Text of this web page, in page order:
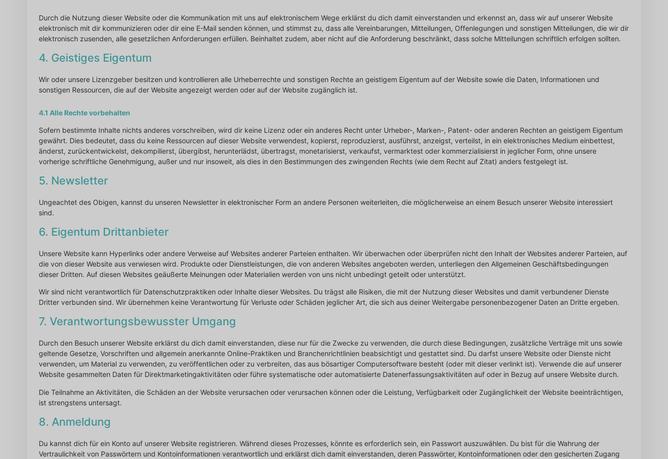
Durch die Nutzung dieser Website oder die Kommunikation mit uns auf elektronischem Wege erklärst du dich damit einverstanden und erkennst an, dass wir auf unserer Website
elektronisch mit dir kommunizieren oder dir eine E-Mail senden können, und stimmst zu, dass alle Vereinbarungen, Mitteilungen, Offenlegungen und sonstigen Mitteilungen, die wir dir
elektronisch zusenden, alle gesetzlichen Anforderungen erfüllen. Beinhaltet zudem, aber nicht auf die Anforderung beschränkt, dass solche Mitteilungen schriftlich erfolgen sollten.
4. Geistiges Eigentum
Wir oder unsere Lizenzgeber besitzen und kontrollieren alle Urheberrechte und sonstigen Rechte an geistigem Eigentum auf der Website sowie die Daten, Informationen und
sonstigen Ressourcen, die auf der Website angezeigt werden oder auf der Website zugänglich ist.
4.1 Alle Rechte vorbehalten
Sofern bestimmte Inhalte nichts anderes vorschreiben, wird dir keine Lizenz oder ein anderes Recht unter Urheber-, Marken-, Patent- oder anderen Rechten an geistigem Eigentum
gewährt. Dies bedeutet, dass du keine Ressourcen auf dieser Website verwendest, kopierst, reproduzierst, ausführst, anzeigst, verteilst, in ein elektronisches Medium einbettest,
änderst, zurückentwickelst, dekompilierst, übergibst, herunterlädst, übertragst, monetarisierst, verkaufst, vermarktest oder kommerzialisierst in jeglicher Form, ohne unsere
vorherige schriftliche Genehmigung, außer und nur insoweit, als dies in den Bestimmungen des zwingenden Rechts (wie dem Recht auf Zitat) anders festgelegt ist.
5. Newsletter
Ungeachtet des Obigen, kannst du unseren Newsletter in elektronischer Form an andere Personen weiterleiten, die möglicherweise an einem Besuch unserer Website interessiert
sind.
6. Eigentum Drittanbieter
Unsere Website kann Hyperlinks oder andere Verweise auf Websites anderer Parteien enthalten. Wir überwachen oder überprüfen nicht den Inhalt der Websites anderer Parteien, auf
die von dieser Website aus verwiesen wird. Produkte oder Dienstleistungen, die von anderen Websites angeboten werden, unterliegen den Allgemeinen Geschäftsbedingungen
dieser Dritten. Auf diesen Websites geäußerte Meinungen oder Materialien werden von uns nicht unbedingt geteilt oder unterstützt.
Wir sind nicht verantwortlich für Datenschutzpraktiken oder Inhalte dieser Websites. Du trägst alle Risiken, die mit der Nutzung dieser Websites und damit verbundener Dienste
Dritter verbunden sind. Wir übernehmen keine Verantwortung für Verluste oder Schäden jeglicher Art, die sich aus deiner Weitergabe personenbezogener Daten an Dritte ergeben.
7. Verantwortungsbewusster Umgang
Durch den Besuch unserer Website erklärst du dich damit einverstanden, diese nur für die Zwecke zu verwenden, die durch diese Bedingungen, zusätzliche Verträge mit uns sowie
geltende Gesetze, Vorschriften und allgemein anerkannte Online-Praktiken und Branchenrichtlinien beabsichtigt und gestattet sind. Du darfst unsere Website oder Dienste nicht
verwenden, um Material zu verwenden, zu veröffentlichen oder zu verbreiten, das aus bösartiger Computersoftware besteht (oder mit dieser verlinkt ist). Verwende die auf unserer
Website gesammelten Daten für Direktmarketingaktivitäten oder führe systematische oder automatisierte Datenerfassungsaktivitäten auf oder in Bezug auf unsere Website durch.
Die Teilnahme an Aktivitäten, die Schäden an der Website verursachen oder verursachen können oder die Leistung, Verfügbarkeit oder Zugänglichkeit der Website beeinträchtigen,
ist strengstens untersagt.
8. Anmeldung
Du kannst dich für ein Konto auf unserer Website registrieren. Während dieses Prozesses, könnte es erforderlich sein, ein Passwort auszuwählen. Du bist für die Wahrung der
Vertraulichkeit von Passwörtern und Kontoinformationen verantwortlich und erklärst dich damit einverstanden, deren Passwörter, Kontoinformationen oder den gesicherten Zugang